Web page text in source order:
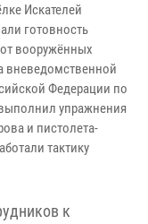
Искателей
готовность
вооружённых
вневедомственной
Федерации по
упражнения
и пистолета-
тактику
к